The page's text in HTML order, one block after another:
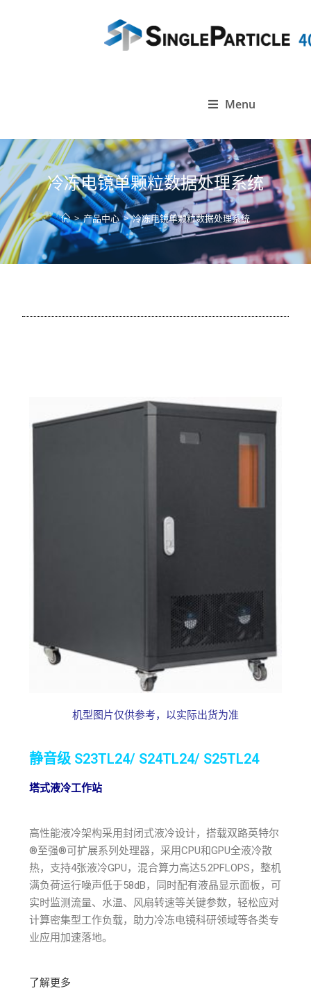
Menu
冷冻电镜单颗粒数据处理系统
> 产品中心 > 冷冻电镜单颗粒数据处理系统
机型图片仅供参考，以实际出货为准
静音级 S23TL24/ S24TL24/ S25TL24
塔式液冷工作站
高性能液冷架构采用封闭式液冷设计，搭载双路英特尔
®至强®可扩展系列处理器，采用CPU和GPU全液冷散
热，支持4张液冷GPU，混合算力高达5.2PFLOPS，整机
满负荷运行噪声低于58dB，同时配有液晶显示面板，可
实时监测流量、水温、风扇转速等关键参数，轻松应对
计算密集型工作负载，助力冷冻电镜科研领域等各类专
业应用加速落地。
了解更多